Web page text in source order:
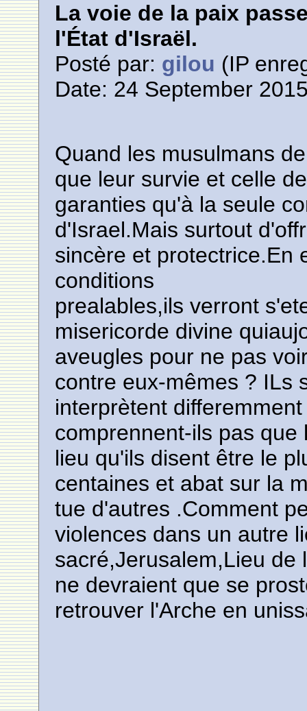
La voie de la paix
l'État d'Israël.
Posté par: gilou (IP
Date: 24 September
Quand les musulmans
que leur survie et celle
garanties qu'à la seule
d'Israel.Mais surtout
sincère et protectrice.En
conditions
prealables,ils verront
misericorde divine
aveugles pour ne pas
contre eux-mêmes ? ILs
interprètent
comprennent-ils pas
lieu qu'ils disent être le
centaines et abat sur la
tue d'autres .Comment
violences dans un autre
sacré,Jerusalem,Lieu de
ne devraient que se
retrouver l'Arche en